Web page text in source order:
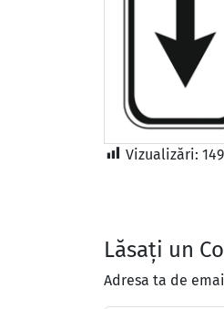
Vizualizări: 149
Lăsați un
Adresa ta de